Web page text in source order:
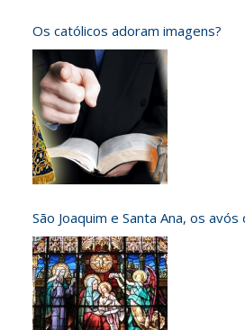
Os católicos adoram imagens?
São Joaquim e Santa Ana, os avós